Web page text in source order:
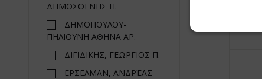
ΔΗΜΟΣΘΕΝΗΣ Η.
ΔΗΜΟΠΟΥΛΟΥ-
ΠΗΛΙΟΥΝΗ ΑΘΗΝΑ ΑΡ.
ΔΙΓΙΔΙΚΗΣ, ΓΕΩΡΓΙΟΣ Π.
ΕΡΣΕΛΜΑΝ, ΑΝΔΡΈΑΣ